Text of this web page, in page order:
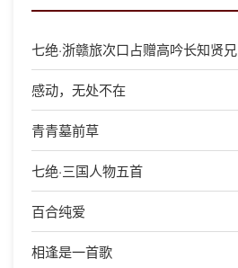
七绝·浙赣旅次口占赠高吟长知贤兄
感动，无处不在
青青墓前草
七绝·三国人物五首
百合纯爱
相逢是一首歌